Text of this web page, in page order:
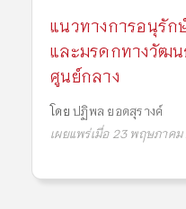
แนวทางการอนุรัก
และมรดกทางวัฒน
ศูนย์กลาง
โดย ปฏิพล ยอดสุรางค์
เผยแพร่เมื่อ 23 พฤษภาค